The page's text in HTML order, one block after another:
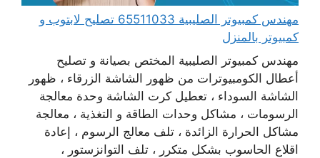
مهندس كمبيوتر الصليبية 65511033 تصليح لابتوب و
كمبيوتر بالمنزل
مهندس كمبيوتر الصليبية المختص بصيانة و تصليح
أعطال الكومبيوترات من ظهور الشاشة الزرقاء ، ظهور
الشاشة السوداء ، تعطيل كرت الشاشة وحدة معالجة
الرسومات ، مشاكل وحدات الطاقة و التغذية ، معالجة
مشاكل الحرارة الزائدة ، تلف معالج الرسوم ، إعادة
اقلاع الحاسوب بشكل متكرر ، تلف التوانزستور ،